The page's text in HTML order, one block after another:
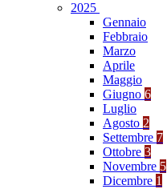
2025
Gennaio
Febbraio
Marzo
Aprile
Maggio
Giugno 6
Luglio
Agosto 2
Settembre 7
Ottobre 3
Novembre 5
Dicembre 1